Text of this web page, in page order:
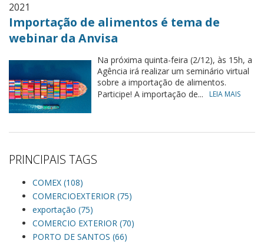
2021
Importação de alimentos é tema de
webinar da Anvisa
Na próxima quinta-feira (2/12), às 15h, a
Agência irá realizar um seminário virtual
sobre a importação de alimentos.
Participe! A importação de...
LEIA MAIS
PRINCIPAIS TAGS
COMEX (108)
COMERCIOEXTERIOR (75)
exportação (75)
COMERCIO EXTERIOR (70)
PORTO DE SANTOS (66)